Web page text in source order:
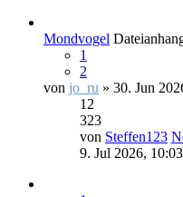
Mondvogel
1
2
von jo_ru » 30. Jun
12
323
von Steffen123
9. Jul 2026, 10:03